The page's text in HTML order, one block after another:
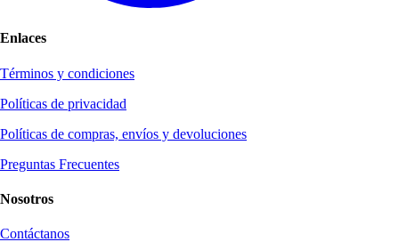
Enlaces
Términos y condiciones
Políticas de privacidad
Políticas de compras, envíos y devoluciones
Preguntas Frecuentes
Nosotros
Contáctanos